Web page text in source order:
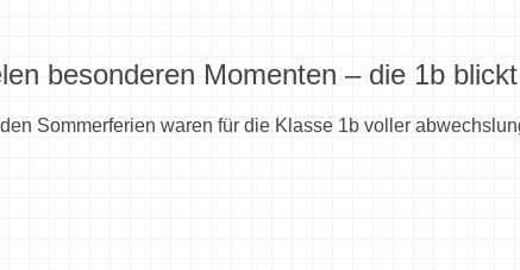
besonderen Momenten – die 1b
Sommerferien waren für die Klasse 1b voller